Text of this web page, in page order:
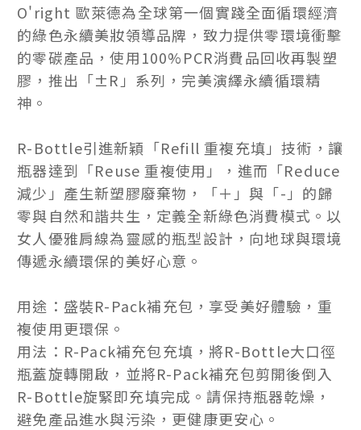
O'right 歐萊德為全球第一個實踐全面循環經濟
的綠色永續美妝領導品牌，致力提供零環境衝擊
的零碳產品，使用100%PCR消費品回收再製塑
膠，推出「±R」系列，完美演繹永續循環精
神。
R-Bottle引進新穎「Refill 重複充填」技術，讓
瓶器達到「Reuse 重複使用」，進而「Reduce
減少」產生新塑膠廢棄物，「＋」與「-」的歸
零與自然和諧共生，定義全新綠色消費模式。以
女人優雅肩線為靈感的瓶型設計，向地球與環境
傳遞永續環保的美好心意。
用途：盛裝R-Pack補充包，享受美好體驗，重
複使用更環保。
用法：R-Pack補充包充填，將R-Bottle大口徑
瓶蓋旋轉開啟，並將R-Pack補充包剪開後倒入
R-Bottle旋緊即充填完成。請保持瓶器乾燥，
避免產品進水與污染，更健康更安心。